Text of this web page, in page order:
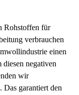
Rohstoffen für
verbrauchen
einen
negativen
wir
garantiert den